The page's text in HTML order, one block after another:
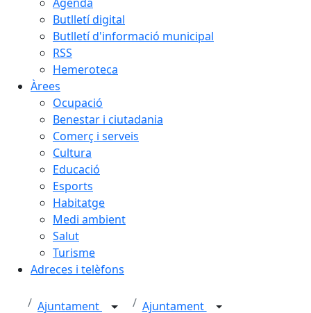
Butlletí digital
Butlletí d'informació municipal
RSS
Hemeroteca
Àrees
Ocupació
Benestar i ciutadania
Comerç i serveis
Cultura
Educació
Esports
Habitatge
Medi ambient
Salut
Turisme
Adreces i telèfons
Ajuntament
Ajuntament